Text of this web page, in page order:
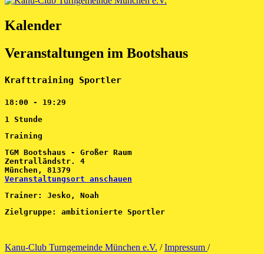
Kalender
Veranstaltungen im Bootshaus
Krafttraining Sportler
18:00 - 19:29
1 Stunde
Training
TGM Bootshaus - Großer Raum
Zentralländstr. 4
München , 81379
Veranstaltungsort anschauen
Trainer: Jesko, Noah
Zielgruppe: ambitionierte Sportler
Kanu-Club Turngemeinde München e.V. /Impressum /